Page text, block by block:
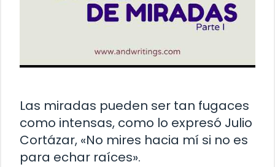
Las miradas pueden ser tan fugaces
como intensas, como lo expresó Julio
Cortázar, «No mires hacia mí si no es
para echar raíces».